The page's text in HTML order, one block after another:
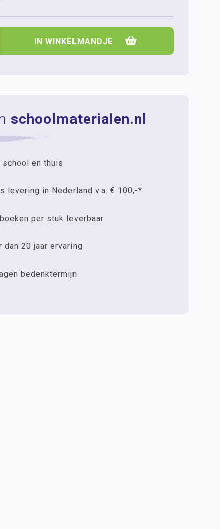
IN WINKELMANDJE
schoolmaterialen.nl
school en thuis
levering in Nederland v.a. € 100,-*
per stuk leverbaar
dan 20 jaar ervaring
bedenktermijn